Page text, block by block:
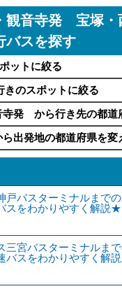
観音寺発 宝塚・
バスを探す
ットに絞る
きのスポットに絞る
寺発 から行き先の都道
出発地の都道府県を変
戸バスターミナルまで
スをわかりやすく解説★
三宮バスターミナルま
バスをわかりやすく解